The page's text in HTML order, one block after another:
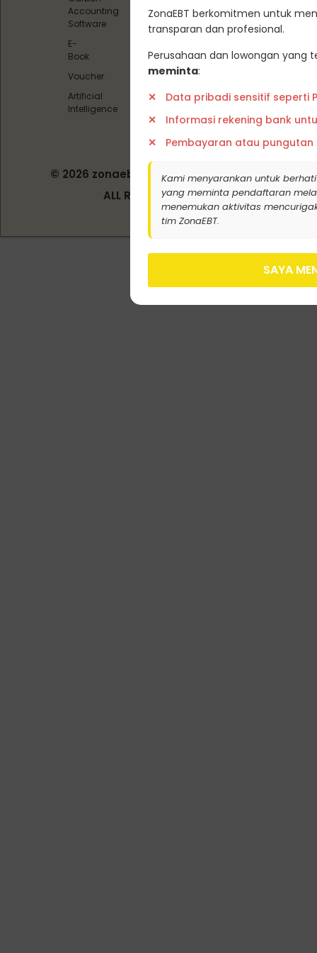
ZonaEBT berkomitmen untuk
transparan dan profesional.
Perusahaan dan lowongan yang
meminta:
Data pribadi sensitif seperti
Informasi rekening bank
Pembayaran atau
Kami menyarankan untuk
yang meminta pendaftaran
menemukan aktivitas
tim ZonaEBT.
SAYA
Accounting
Software
E-
Book
Voucher
Artificial
Intelligence
Offset)
Pedoman
Siber
© 2026 zonaebt.com - PT Bala Biotech
Indonesia
ALL RIGHT RESERVED